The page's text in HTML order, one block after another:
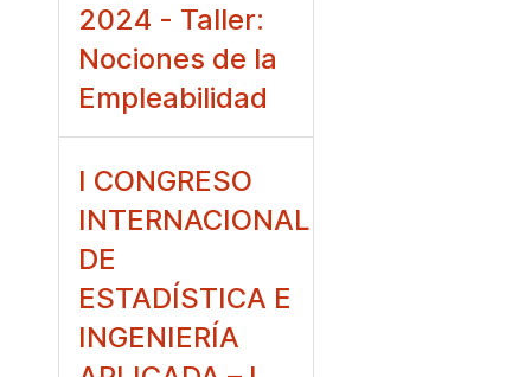
2024 - Taller:
Nociones de la
Empleabilidad
I CONGRESO
INTERNACIONAL
DE
ESTADÍSTICA E
INGENIERÍA